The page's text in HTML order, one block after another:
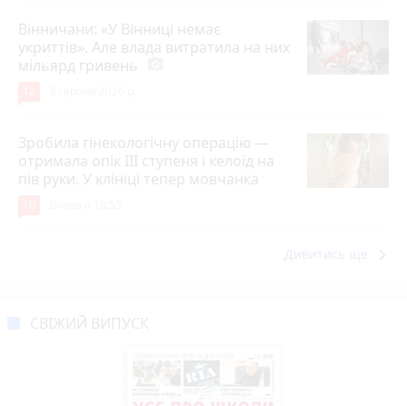
Вінничани: «У Вінниці немає
укриттів». Але влада витратила на них
мільярд гривень
Зробила гінекологічну операцію —
отримала опік ІІІ ступеня і келоїд на
пів руки. У клініці тепер мовчанка